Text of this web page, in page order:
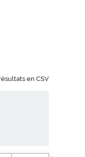
en CSV